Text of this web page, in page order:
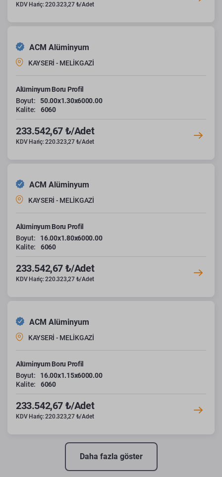
KDV Hariç: 220.323,27 ₺/Adet
ACM Alüminyum
KAYSERİ - MELİKGAZİ
Alüminyum Boru Profil
Boyut:
50.00x1.30x6000.00
Kalite:
6060
233.542,67 ₺/Adet
KDV Hariç: 220.323,27 ₺/Adet
ACM Alüminyum
KAYSERİ - MELİKGAZİ
Alüminyum Boru Profil
Boyut:
16.00x1.80x6000.00
Kalite:
6060
233.542,67 ₺/Adet
KDV Hariç: 220.323,27 ₺/Adet
ACM Alüminyum
KAYSERİ - MELİKGAZİ
Alüminyum Boru Profil
Boyut:
16.00x1.15x6000.00
Kalite:
6060
233.542,67 ₺/Adet
KDV Hariç: 220.323,27 ₺/Adet
Daha fazla göster